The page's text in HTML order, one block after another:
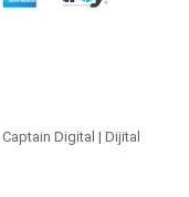
Captain Digital | Dijital